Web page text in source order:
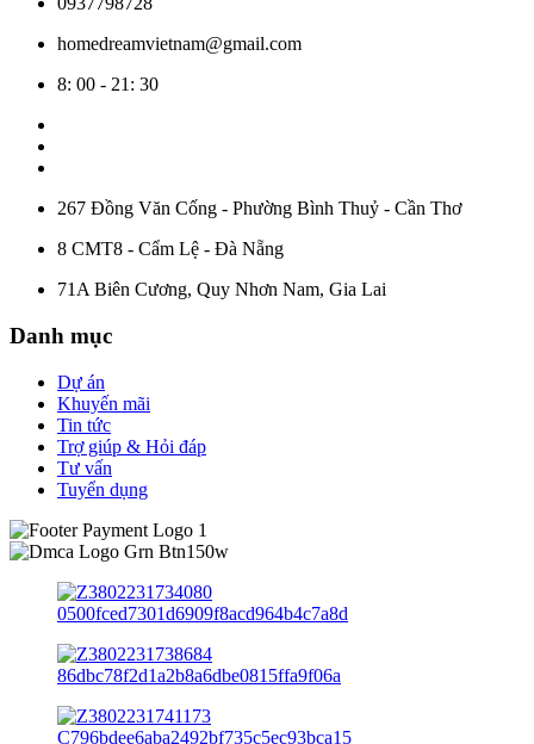
homedreamvietnam@gmail.com
8: 00 - 21: 30
267 Đồng Văn Cống - Phường Bình Thuỷ - Cần Thơ
8 CMT8 - Cẩm Lệ - Đà Nẵng
71A Biên Cương, Quy Nhơn Nam, Gia Lai
Danh mục
Dự án
Khuyến mãi
Tin tức
Trợ giúp & Hỏi đáp
Tư vấn
Tuyển dụng